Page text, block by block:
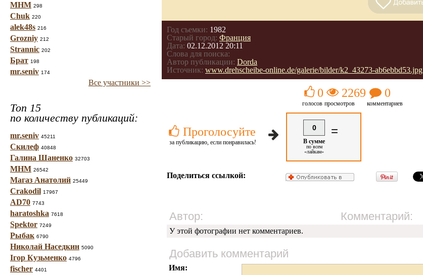
МНМ 298
Chuk 220
alek48s 216
Grozniy 212
Strannic 202
Брат 198
mr.seniv 174
Все участники >>
Топ 15
по количеству публикаций:
mr.seniv 45211
Скилеф 40848
Галина Шаненко 32703
МНМ 26542
Магаз Анатолий 25449
Crakodil 17967
AD70 7743
haratoshka 7618
Spektor 7249
Рыбак 6790
Николай Наседкин 5090
Ігор Кузьменко 4796
fischer 4401
Год съемки: 1982
Старый город: Франция
Дата: 02.12.2012 20:11
Слова для поиска:
Автор публикации: Dorda
Источник: www.drehscheibe-online.de/galerie/bilder/k2_43273-ab6ebbd53.jpg
Проголосуйте
за публикацию, если понравилась!
0
голосов
2269
просмотров
0
комментариев
0
В сумме
по всем
«лайкам»
=
Поделиться ссылкой:
Автор: Комментарий:
У этой фотографии нет комментариев.
Добавить комментарий
Имя: